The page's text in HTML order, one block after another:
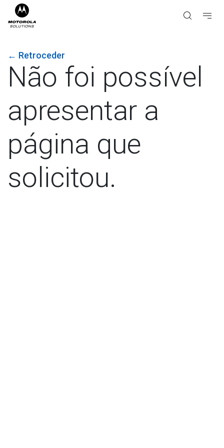
← Retroceder
Não foi possível
apresentar a
página que
solicitou.